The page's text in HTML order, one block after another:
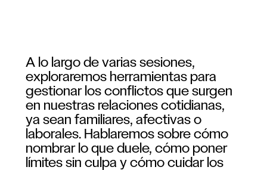
A lo largo de varias sesiones,
exploraremos herramientas para
gestionar los conflictos que surgen
en nuestras relaciones cotidianas,
ya sean familiares, afectivas o
laborales. Hablaremos sobre cómo
nombrar lo que duele, cómo poner
límites sin culpa y cómo cuidar los